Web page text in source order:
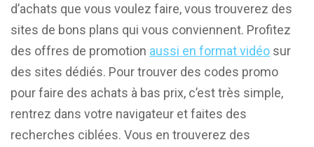
d’achats que vous voulez faire, vous trouverez des
sites de bons plans qui vous conviennent. Profitez
des offres de promotion aussi en format vidéo sur
des sites dédiés. Pour trouver des codes promo
pour faire des achats à bas prix, c’est très simple,
rentrez dans votre navigateur et faites des
recherches ciblées. Vous en trouverez des